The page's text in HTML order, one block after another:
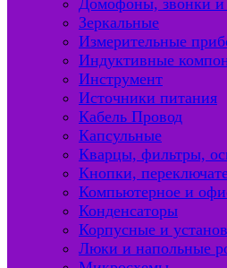
Домофоны, звонки и
Зеркальные
Измерительные
Индуктивные
Инструмент
Источники питания
Кабель Провод
Капсульные
Кварцы, фильтры,
Кнопки,
Компьютерное и
Конденсаторы
Корпусные и
Люки и напольные